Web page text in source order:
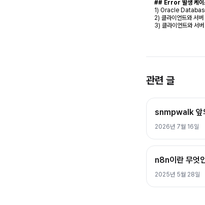
## Error 발생 케
1) Oracle
2) 클라이언트와 서버
3) 클라이언트와 서버
관련 글
snmpwalk 앞
2026년 7월 16일
n8n이란 무엇
2025년 5월 28일